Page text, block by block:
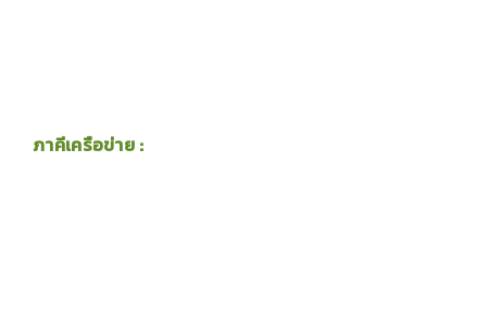
ภาคีเครือข่าย :